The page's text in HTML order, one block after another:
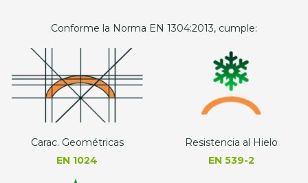
Conforme la Norma EN 1304:2013, cumple:
Carac. Geométricas
EN 1024
Resistencia al Hielo
EN 539-2